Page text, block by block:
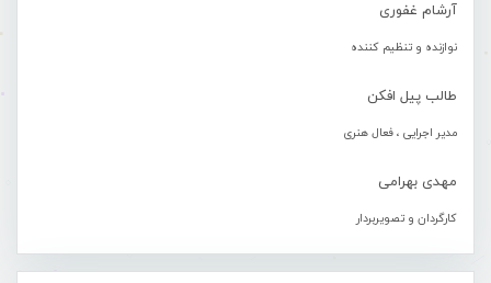
آرشام غفوری
نوازنده و تنظیم کننده
طالب پیل افکن
مدیر اجرایی ، فعال هنری
مهدی بهرامی
کارگردان و تصویربردار